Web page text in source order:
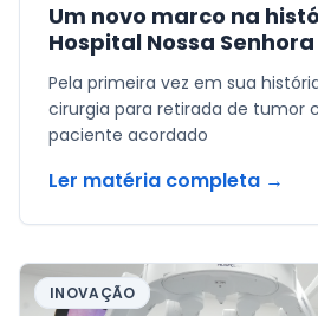
Um novo marco na
Hospital Nossa
Pela primeira vez em sua
cirurgia para retirada de tumor
paciente acordado
Ler matéria completa →
INOVAÇÃO